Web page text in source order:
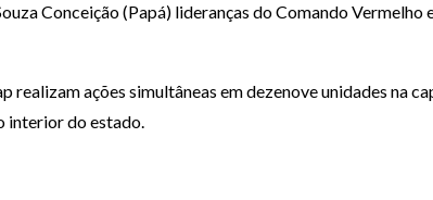
Conceição (Papá) lideranças do Comando Vermelho
realizam ações simultâneas em dezenove unidades na
interior do estado.